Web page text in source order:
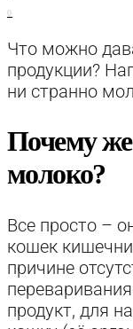
0
Что можно
продукции?
ни странно
Почему же
молоко?
Все просто –
кошек
причине
продукт, для